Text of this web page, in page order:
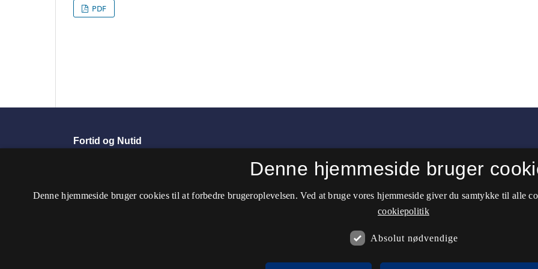
PDF
Fortid og Nutid
Tidsskriftet er ophørt. Det er fortsat somKulturstudier.
Denne hjemmeside bruger
Denne hjemmeside bruger cookies til at forbedre brugeroplevelsen. Ved at bruge vores hjemmeside giver du samtykke til alle
cookiepolitik
Absolut nødvendige